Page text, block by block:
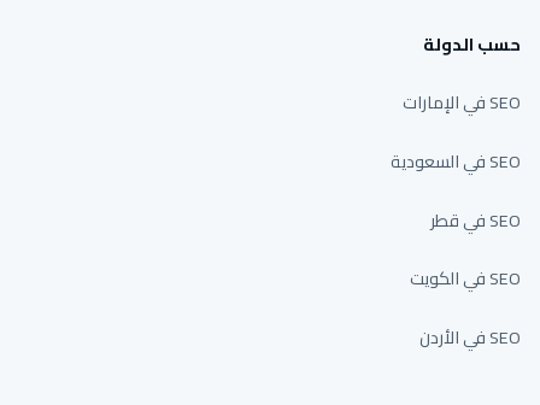
حسب الدولة
SEO في الإمارات
SEO في السعودية
SEO في قطر
SEO في الكويت
SEO في الأردن